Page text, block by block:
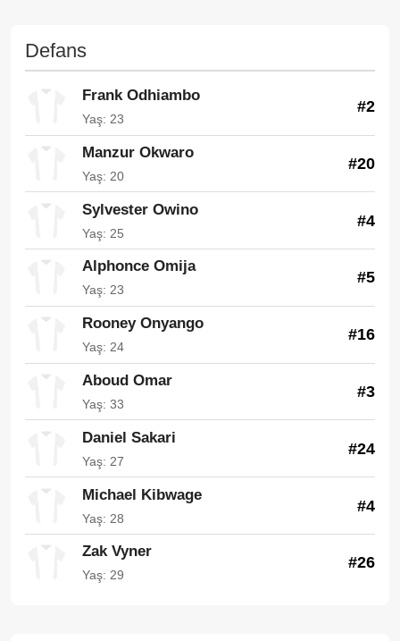
Defans
Frank Odhiambo
Yaş: 23
#2
Manzur Okwaro
Yaş: 20
#20
Sylvester Owino
Yaş: 25
#4
Alphonce Omija
Yaş: 23
#5
Rooney Onyango
Yaş: 24
#16
Aboud Omar
Yaş: 33
#3
Daniel Sakari
Yaş: 27
#24
Michael Kibwage
Yaş: 28
#4
Zak Vyner
Yaş: 29
#26